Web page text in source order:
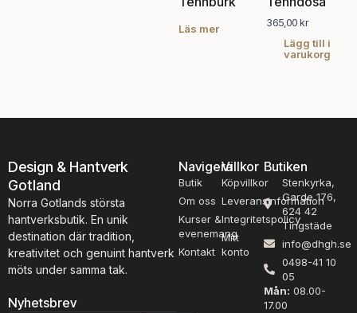
Läs mer 365,00kr
Lägg till i
varukorg
Design & Hantverk
Gotland
Norra Gotlands största
hantverksbutik. En unik
destination där tradition,
kreativitet och genuint hantverk
möts under samma tak.
Nyhetsbrev
Navigera
Butik
Om oss
Kurser &
evenemang
Kontakt
Villkor
Köpvillkor
Leveransinformation
Integritetspolicy
Mitt
konto
Butiken
Stenkyrka,
Garde 176,
624 42
Tingstäde
info@dhgh.se
0498-41 10
05
Mån: 08.00-
17.00